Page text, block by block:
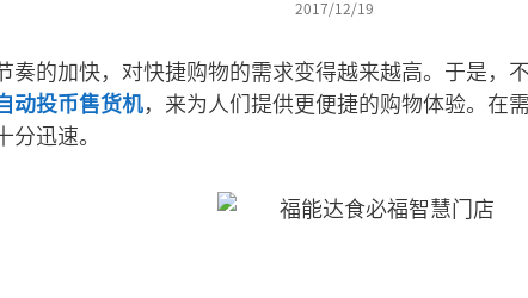
2017/12/19
奏的加快，对快捷购物的需求变得越来越高。于是，
动投币售货机，来为人们提供更便捷的购物体验。在
迅速。